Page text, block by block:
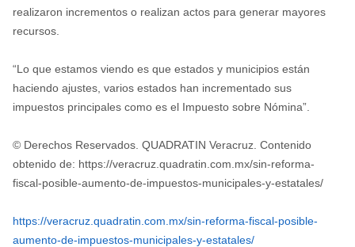
realizaron incrementos o realizan actos para generar mayores
recursos.
“Lo que estamos viendo es que estados y municipios están
haciendo ajustes, varios estados han incrementado sus
impuestos principales como es el Impuesto sobre Nómina”.
© Derechos Reservados. QUADRATIN Veracruz. Contenido
obtenido de: https://veracruz.quadratin.com.mx/sin-reforma-
fiscal-posible-aumento-de-impuestos-municipales-y-estatales/
https://veracruz.quadratin.com.mx/sin-reforma-fiscal-posible-
aumento-de-impuestos-municipales-y-estatales/